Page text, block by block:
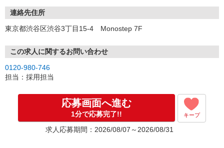
★スマホでWEB面接（LINEなど）・出張面接・事務所面接と選べま
す
③面接実施（履歴書不要）
※ご希望があれば、職場見学の調整もOKです！
お気軽にご応募ください♪
連絡先住所
東京都渋谷区渋谷3丁目15-4 Monostep 7F
この求人に関するお問い合わせ
0120-980-746
担当：採用担当
応募画面へ進む
1分で応募完了!! キープ
求人応募期間：2026/08/07～2026/08/31